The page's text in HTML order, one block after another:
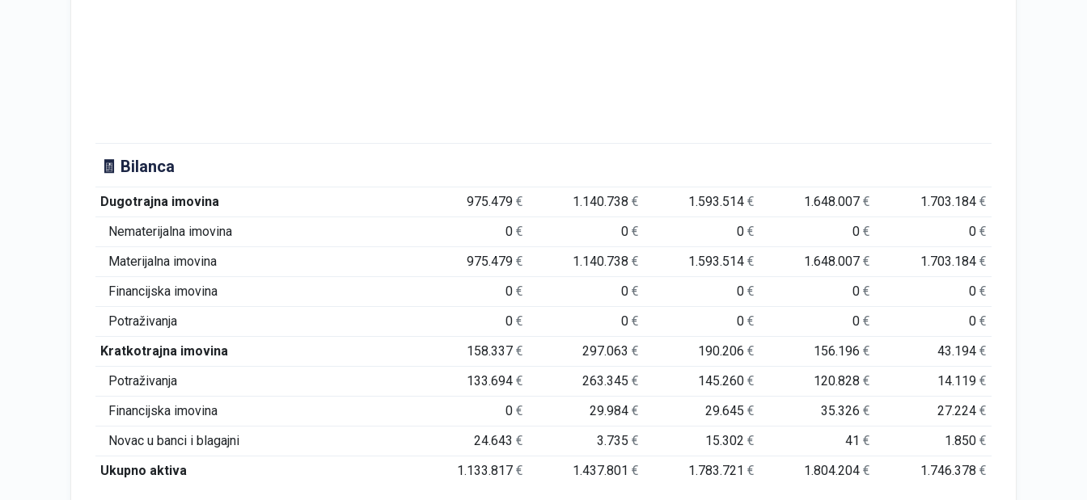
🧾 Bilanca
Dugotrajna imovina 975.479€ 1.140.738€ 1.593.514€ 1.648.007€ 1.703.184€
Nematerijalna imovina
0€ 0€ 0€ 0€ 0€
Materijalna imovina
975.479€ 1.140.738€ 1.593.514€ 1.648.007€ 1.703.184€
Financijska imovina
0€ 0€ 0€ 0€ 0€
Potraživanja
0€ 0€ 0€ 0€ 0€
Kratkotrajna imovina
158.337€ 297.063€ 190.206€ 156.196€ 43.194€
Potraživanja
133.694€ 263.345€ 145.260€ 120.828€ 14.119€
Financijska imovina
0€ 29.984€ 29.645€ 35.326€ 27.224€
Novac u banci i blagajni
24.643€ 3.735€ 15.302€ 41€ 1.850€
Ukupno aktiva
1.133.817€ 1.437.801€ 1.783.721€ 1.804.204€ 1.746.378€